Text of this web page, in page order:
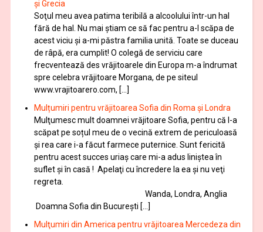
și Grecia
Soţul meu avea patima teribilă a alcoolului într-un hal
fără de hal. Nu mai ştiam ce să fac pentru a-l scăpa de
acest viciu şi a-mi păstra familia unită. Toate se duceau
de râpă, era cumplit! O colegă de serviciu care
frecventează des vrăjitoarele din Europa m-a îndrumat
spre celebra vrăjitoare Morgana, de pe siteul
www.vrajitoarero.com, […]
Mulțumiri pentru vrăjitoarea Sofia din Roma și Londra
Mulţumesc mult doamnei vrăjitoare Sofia, pentru că l-a
scăpat pe soțul meu de o vecină extrem de periculoasă
și rea care i-a făcut farmece puternice. Sunt fericită
pentru acest succes uriaș care mi-a adus liniștea în
suflet și în casă ! Apelaţi cu încredere la ea şi nu veţi
regreta.
Wanda, Londra, Anglia
Doamna Sofia din București […]
Mulţumiri din America pentru vrăjitoarea Mercedeza din